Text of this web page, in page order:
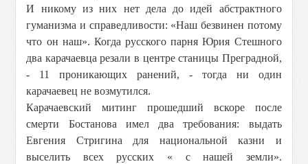
И никому из них нет дела до идей абстрактного
гуманизма и справедливости: «Наш безвинен потому
что он наш». Когда русского парня Юрия Стешного
два карачаевца резали в центре станицы Преградной,
- 11 проникающих ранений, - тогда ни один
карачаевец не возмутился.
Карачаевский митинг прошедший вскоре после
смерти Бостанова имел два требования: выдать
Евгения Стригина для национальной казни и
выселить всех русских « с нашей земли».